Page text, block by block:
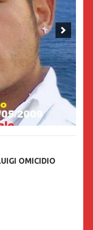
OMICIDIO